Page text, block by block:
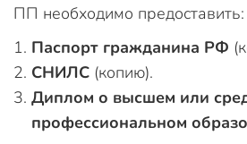
ПП необходимо предоставить:
Паспорт гражданина РФ
СНИЛС (копию).
Диплом о высшем или
профессиональном